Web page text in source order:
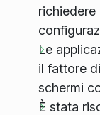
richiedere
Le
il fattore
schermi
È stata